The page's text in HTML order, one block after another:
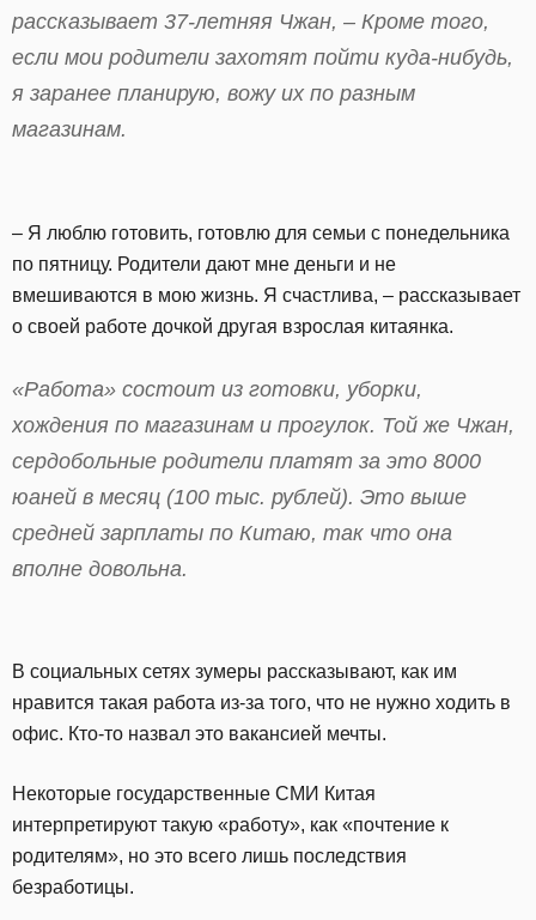
рассказывает 37-летняя Чжан, – Кроме того,
если мои родители захотят пойти куда-нибудь,
я заранее планирую, вожу их по разным
магазинам.
– Я люблю готовить, готовлю для семьи с понедельника
по пятницу. Родители дают мне деньги и не
вмешиваются в мою жизнь. Я счастлива, – рассказывает
о своей работе дочкой другая взрослая китаянка.
«Работа» состоит из готовки, уборки,
хождения по магазинам и прогулок. Той же Чжан,
сердобольные родители платят за это 8000
юаней в месяц (100 тыс. рублей). Это выше
средней зарплаты по Китаю, так что она
вполне довольна.
В социальных сетях зумеры рассказывают, как им
нравится такая работа из-за того, что не нужно ходить в
офис. Кто-то назвал это вакансией мечты.
Некоторые государственные СМИ Китая
интерпретируют такую «работу», как «почтение к
родителям», но это всего лишь последствия
безработицы.